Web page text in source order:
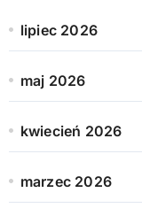
lipiec 2026
maj 2026
kwiecień 2026
marzec 2026